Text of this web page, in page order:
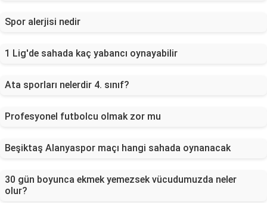
Spor alerjisi nedir
1 Lig'de sahada kaç yabancı oynayabilir
Ata sporları nelerdir 4. sınıf?
Profesyonel futbolcu olmak zor mu
Beşiktaş Alanyaspor maçı hangi sahada oynanacak
30 gün boyunca ekmek yemezsek vücudumuzda neler
olur?